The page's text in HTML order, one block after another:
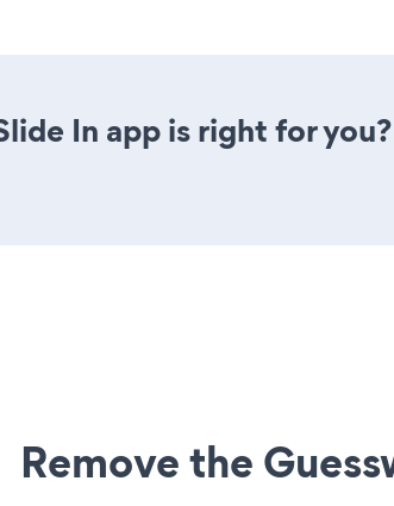
In app is right for
Remove the